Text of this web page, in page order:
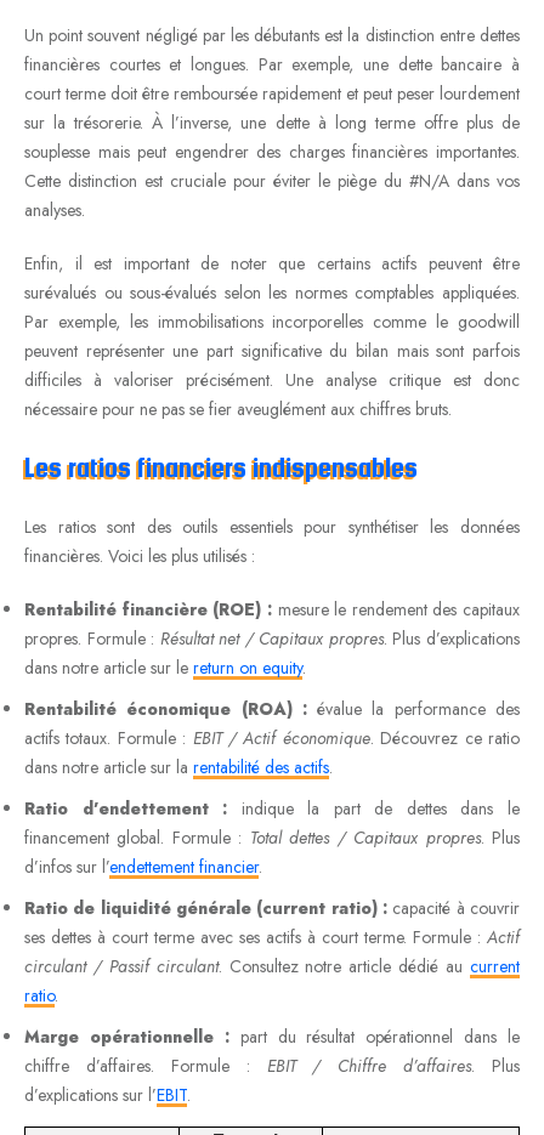
Un point souvent négligé par les débutants est la distinction entre dettes
financières courtes et longues. Par exemple, une dette bancaire à
court terme doit être remboursée rapidement et peut peser lourdement
sur la trésorerie. À l’inverse, une dette à long terme offre plus de
souplesse mais peut engendrer des charges financières importantes.
Cette distinction est cruciale pour éviter le piège du #N/A dans vos
analyses.
Enfin, il est important de noter que certains actifs peuvent être
surévalués ou sous-évalués selon les normes comptables appliquées.
Par exemple, les immobilisations incorporelles comme le goodwill
peuvent représenter une part significative du bilan mais sont parfois
difficiles à valoriser précisément. Une analyse critique est donc
nécessaire pour ne pas se fier aveuglément aux chiffres bruts.
Les ratios financiers indispensables
Les ratios sont des outils essentiels pour synthétiser les données
financières. Voici les plus utilisés :
Rentabilité financière (ROE) :mesure le rendement des capitaux
propres. Formule : Résultat net / Capitaux propres. Plus d’explications
dans notre article sur le return on equity.
Rentabilité économique (ROA) :évalue la performance des
actifs totaux. Formule : EBIT / Actif économique. Découvrez ce ratio
dans notre article sur la rentabilité des actifs.
Ratio d’endettement : indique la part de dettes dans le
financement global. Formule : Total dettes / Capitaux propres. Plus
d’infos sur l’endettement financier.
Ratio de liquidité générale (current ratio) : capacité à couvrir
ses dettes à court terme avec ses actifs à court terme. Formule : Actif
circulant / Passif circulant. Consultez notre article dédié aucurrent
ratio.
Marge opérationnelle :part du résultat opérationnel dans le
chiffre d’affaires. Formule : EBIT / Chiffre d’affaires. Plus
d’explications sur l’EBIT.